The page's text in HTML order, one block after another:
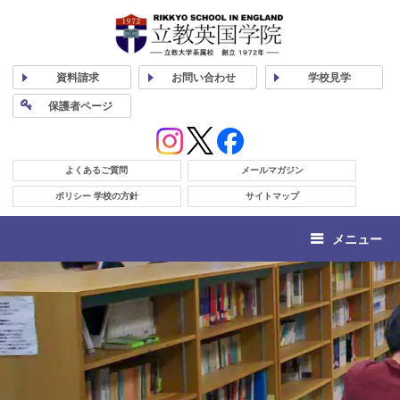
資料請求 お問い合わせ 学校見学
保護者ページ
よくあるご質問 メールマガジン
ポリシー 学校の方針 サイトマップ
メニュー